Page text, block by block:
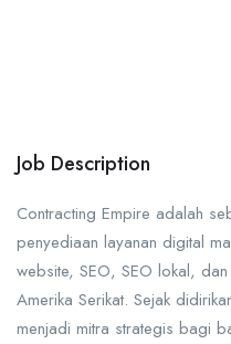
Job Description
Contracting Empire adalah
penyediaan layanan digital
website, SEO, SEO lokal,
Amerika Serikat. Sejak
menjadi mitra strategis bagi